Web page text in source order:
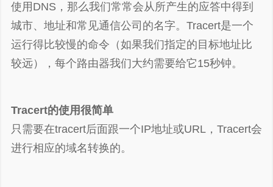
使用DNS，那么我们常常会从所产生的应答中得到
城市、地址和常见通信公司的名字。Tracert是一个
运行得比较慢的命令（如果我们指定的目标地址比
较远），每个路由器我们大约需要给它15秒钟。
Tracert的使用很简单
只需要在tracert后面跟一个IP地址或URL，Tracert会
进行相应的域名转换的。